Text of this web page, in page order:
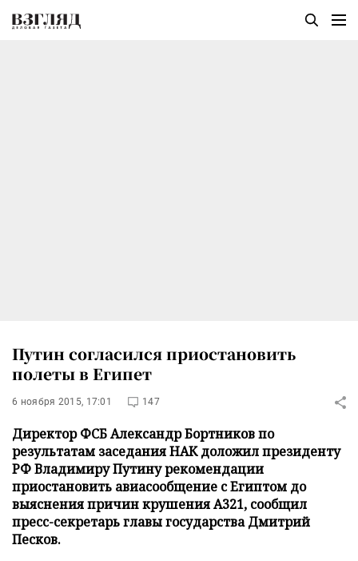
Путин согласился приостановить
полеты в Египет
6 ноября 2015, 17:01 147
Директор ФСБ Александр Бортников по
результатам заседания НАК доложил президенту
РФ Владимиру Путину рекомендации
приостановить авиасообщение с Египтом до
выяснения причин крушения А321, сообщил
пресс-секретарь главы государства Дмитрий
Песков.